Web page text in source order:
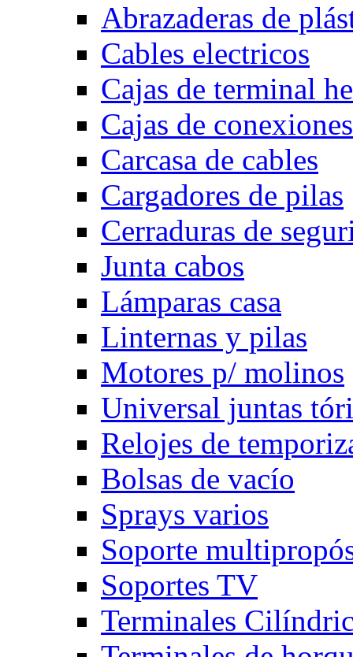
Abrazaderas de
Cables electricos
Cajas de terminal
Cajas de
Carcasa de cables
Cargadores de pilas
Cerraduras de
Junta cabos
Lámparas casa
Linternas y pilas
Motores p/ molinos
Universal juntas
Relojes de
Bolsas de vacío
Sprays varios
Soporte
Soportes TV
Terminales